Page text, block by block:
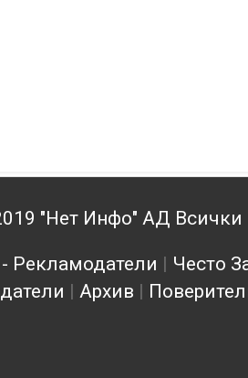
"Нет Инфо" АД Всички
Рекламодатели | Често
| Архив |